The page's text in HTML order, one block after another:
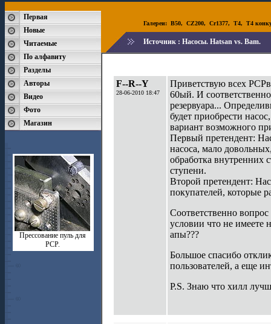
Первая
Новые
Читаемые
По алфавиту
Разделы
Авторы
Видео
Фото
Магазин
Прессование пуль для
РСР.
Галереи: B50, CZ200, Cr1377, T4, T4
Источник : Насосы. Hatsan vs. Bam.
F--R--Y
28-06-2010 18:47
Приветствую всех
60ый. И
резервуара...
будет приобрести
вариант возможного
Первый претендент:
насоса, мало
обработка внутренних
ступени.
Второй претендент:
покупателей, которые
Соответственно
условии что не имеете
апы???
Большое спасибо
пользователей, а еще
P.S. Знаю что хилл